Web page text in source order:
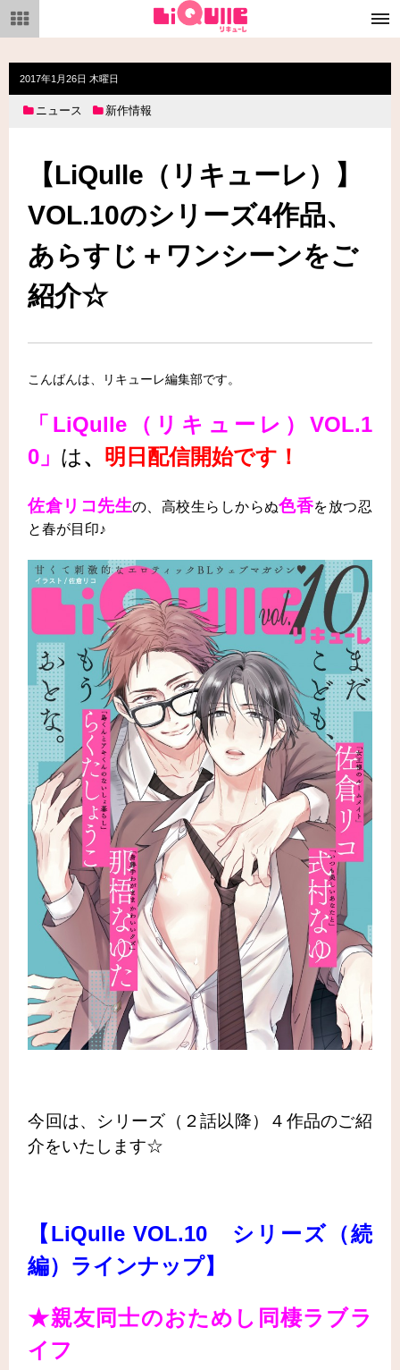
メ
ニ
ュ
2017年1月26日 木曜日
ニュース 新作情報
【LiQulle（リキューレ）】
VOL.10のシリーズ4作品、
あらすじ＋ワンシーンをご
紹介☆
こんばんは、リキューレ編集部です。
「LiQulle（リキューレ）VOL.1
0」 は、 明日配信開始です！
佐倉リコ先生の、高校生らしからぬ色香を放つ忍
と春が目印♪
今回は、シリーズ（２話以降）４作品のご紹
介をいたします☆
【LiQulle VOL.10 シリーズ（続
編）ラインナップ】
★親友同士のおためし同棲ラブラ
イフ